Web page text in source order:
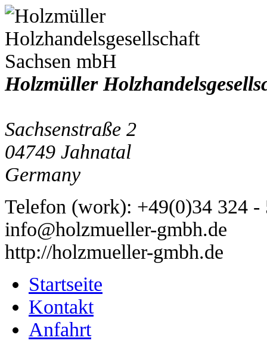
Holzmüller
Sachsenstraße 2
04749 Jahnatal
Germany
Telefon (work): +49(0)34 324 -
info@holzmueller-gmbh.de
http://holzmueller-gmbh.de
Startseite
Kontakt
Anfahrt